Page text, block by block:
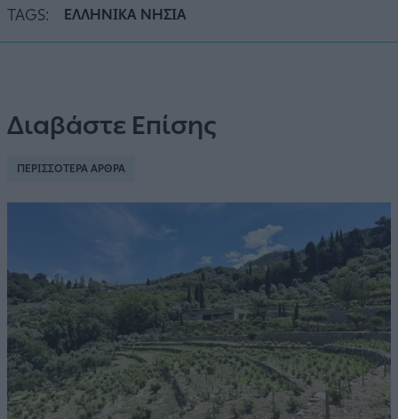
TAGS: ΕΛΛΗΝΙΚΑ ΝΗΣΙΑ
Διαβάστε Επίσης
ΠΕΡΙΣΣΟΤΕΡΑ ΑΡΘΡΑ